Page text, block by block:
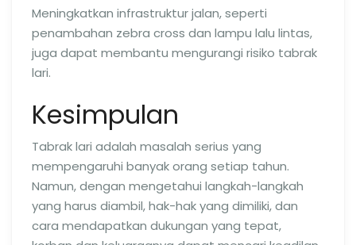
Meningkatkan infrastruktur jalan, seperti
penambahan zebra cross dan lampu lalu lintas,
juga dapat membantu mengurangi risiko tabrak
lari.
Kesimpulan
Tabrak lari adalah masalah serius yang
mempengaruhi banyak orang setiap tahun.
Namun, dengan mengetahui langkah-langkah
yang harus diambil, hak-hak yang dimiliki, dan
cara mendapatkan dukungan yang tepat,